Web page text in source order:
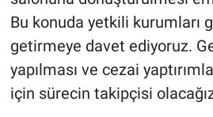
Bu konuda yetkili kurumları
getirmeye davet ediyoruz.
yapılması ve cezai
için sürecin takipçisi